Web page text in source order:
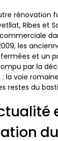
rénovation
Ribes et
les
et un
par la
la voie
restes du